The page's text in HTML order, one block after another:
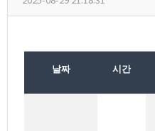
교육연
날짜 시간